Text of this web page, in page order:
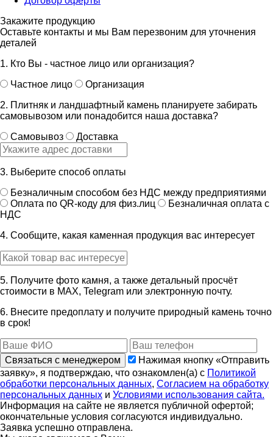
Закажите продукцию
Оставьте контакты и мы Вам перезвоним для уточнения
деталей
1. Кто Вы - частное лицо или организация?
Частное лицо
Организация
2. Плитняк и ландшафтный камень планируете забирать
самовывозом или понадобится наша доставка?
Самовывоз
Доставка
3. Выберите способ оплаты
Безналичным способом без НДС между предприятиями
Оплата по QR-коду для физ.лиц
Безналичная оплата с
НДС
4. Сообщите, какая каменная продукция вас интересует
5. Получите фото камня, а также детальный просчёт
стоимости в MAX, Telegram или электронную почту.
6. Внесите предоплату и получите природный камень точно
в срок!
Связаться с менеджером
Нажимая кнопку «Отправить
заявку», я подтверждаю, что ознакомлен(а) с Политикой
обработки персональных данных, Согласием на обработку
персональных данных и Условиями использования сайта.
Информация на сайте не является публичной офертой;
окончательные условия согласуются индивидуально.
Заявка успешно отправлена.